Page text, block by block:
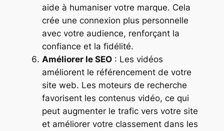
aide à humaniser votre marque. Cela
crée une connexion plus personnelle
avec votre audience, renforçant la
confiance et la fidélité.
Améliorer le SEO: Les vidéos
améliorent le référencement de votre
site web. Les moteurs de recherche
favorisent les contenus vidéo, ce qui
peut augmenter le trafic vers votre site
et améliorer votre classement dans les